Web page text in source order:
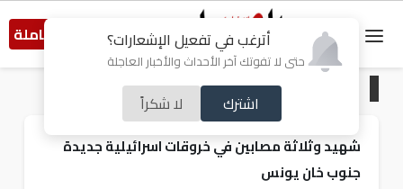
أترغب في تفعيل الإشعارات؟
حتى لا تفوتك آخر الأحداث والأخبار العاجلة
اشترك لا شكراً
النسخة الكاملة
من فلسطين
شهيد وثلاثة مصابين في خروقات اسرائيلية جديدة
جنوب خان يونس